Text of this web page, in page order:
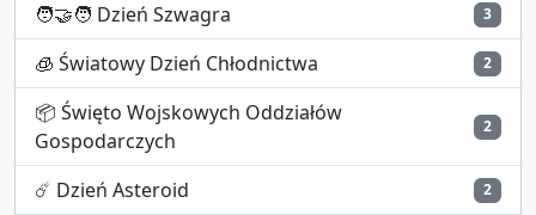
🧑‍🤝‍🧑 Dzień Szwagra 3
🧊 Światowy Dzień Chłodnictwa 2
📦 Święto Wojskowych Oddziałów
Gospodarczych
2
☄️ Dzień Asteroid 2